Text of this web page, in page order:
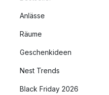
Anlässe
Räume
Geschenkideen
Nest Trends
Black Friday 2026